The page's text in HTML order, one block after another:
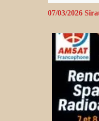
07/03/2026